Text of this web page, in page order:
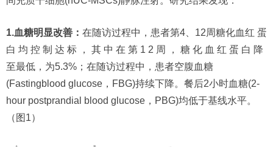
1.血糖明显改善： 在随访过程中，患者第4、12周糖化血红 蛋
白 均 控 制 达 标 ， 其 中 在 第 1 2 周 ， 糖 化 血 红 蛋 白 降
至最低，为5.3%；在随访过程中，患者空腹血糖
(Fastingblood glucose，FBG)持续下降。餐后2小时血糖(2-
hour postprandial blood glucose，PBG)均低于基线水平。
（图1）